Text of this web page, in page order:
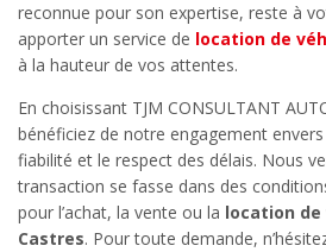
reconnue pour son expertise, reste à
apporter un service de location de
à la hauteur de vos attentes.
En choisissant TJM CONSULTANT
bénéficiez de notre engagement
fiabilité et le respect des délais. Nous
transaction se fasse dans des
pour l’achat, la vente ou la location de
Castres. Pour toute demande,